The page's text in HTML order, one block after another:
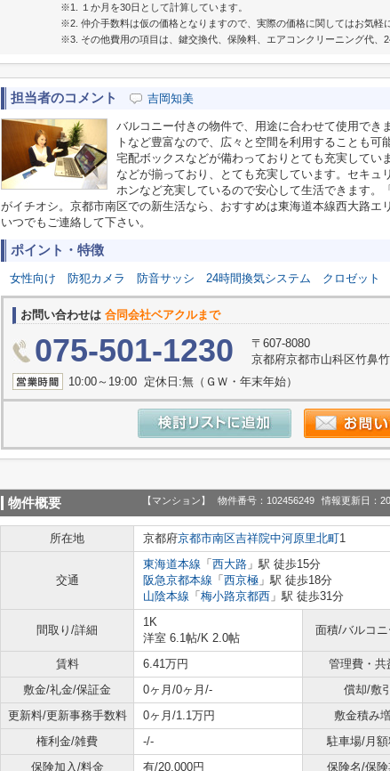
※1. １か月を30日として計算しています。
※2. 仲介手数料は仮の価格となりますので、実際の価格に関してはお気軽
※3. その他費用の項目は、鍵交換代、保険料、エアコンクリーニング代、
担当者のコメント 吉岡知美
バルコニー付きの物件で、用途に合わせて使用でき
トなど豊富なので、広々と空間を利用することも
宅配ボックスなどが備わっておりとても充実してい
などが揃っており、とても充実しています。セキュ
ホンなど充実しているので安心して生活できます。
がイチオシ。京都市南区での新生活なら、おすすめは東海道本線西大路エ
いつでもご連絡して下さい。
ポイント・特徴
女性向け 防犯カメラ 防音サッシ 24時間換気システム クロゼット
お問い合わせは 合同会社ベアクルまで
075-501-1230
〒607-8080
京都府京都市山科区竹鼻
10:00～19:00 定休日:無（ＧＷ・年末年始）
物件概要 【マンション】 物件番号：102456249 情報更新日：
所在地 京都府京都市南区吉祥院中河原里北町1
交通
東海道本線 「 西大路 」駅 徒歩15分
阪急京都本線 「 西京極 」駅 徒歩18分
山陰本線 「 梅小路京都西 」駅 徒歩31分
間取り/詳細
1K
洋室 6.1帖/K 2.0帖
面積/バルコ
賃料 6.41万円
管理費・共
敷金/礼金/保証金
0ヶ月/0ヶ月/-
償却/敷
更新料/更新事務手数料
0ヶ月/1.1万円
敷金積み
権利金/雑費
-/-
駐車場/月
保険加入/料金
有/20,000円
保険名/保